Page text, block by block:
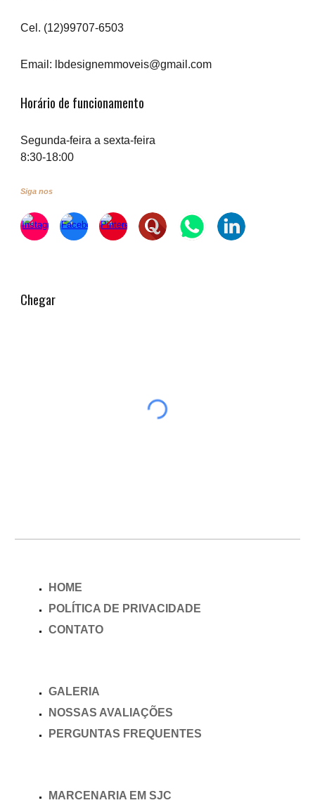
Cel. (12)99707-6503
Email: lbdesignemmoveis@gmail.com
Horário de funcionamento
Segunda-feira a sexta-feira
8:30-18:00
Siga nos
Chegar
HOME
POLÍTICA DE PRIVACIDADE
CONTATO
GALERIA
NOSSAS AVALIAÇÕES
PERGUNTAS FREQUENTES
MARCENARIA EM SJC